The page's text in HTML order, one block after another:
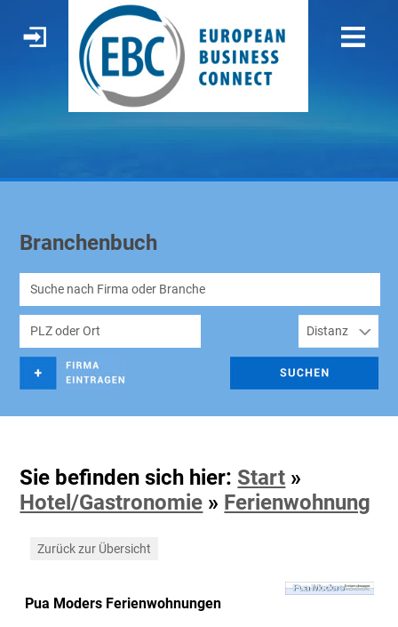
Branchenbuch
Sie befinden sich hier: Start »
Hotel/Gastronomie » Ferienwohnung
Zurück zur Übersicht
Pua Moders Ferienwohnungen